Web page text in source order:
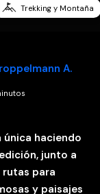
Trekking y Montaña
A.
única haciendo
junto a
para
y paisajes